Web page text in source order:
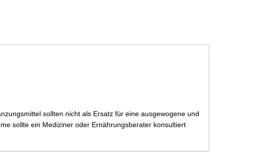
sollten nicht als Ersatz für eine ausgewogene und
sollte ein Mediziner oder Ernährungsberater konsultiert